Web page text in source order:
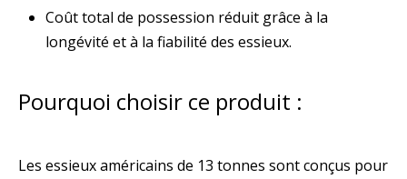
Coût total de possession réduit grâce à la
longévité et à la fiabilité des essieux.
Pourquoi choisir ce produit :
Les essieux américains de 13 tonnes sont conçus pour